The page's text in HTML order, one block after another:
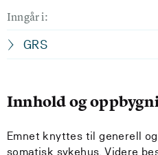
Inngår i:
GRS
Innhold og
Emnet knyttes til generell
somatisk sykehus. Videre